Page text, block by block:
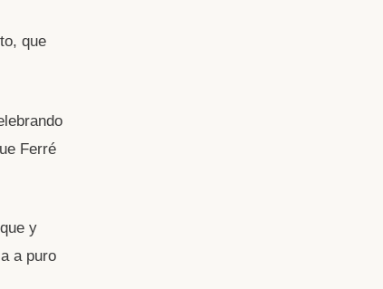
que
Ferré
y
a puro